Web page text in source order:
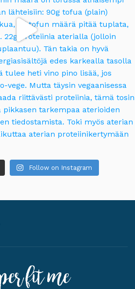
Follow on Instagram